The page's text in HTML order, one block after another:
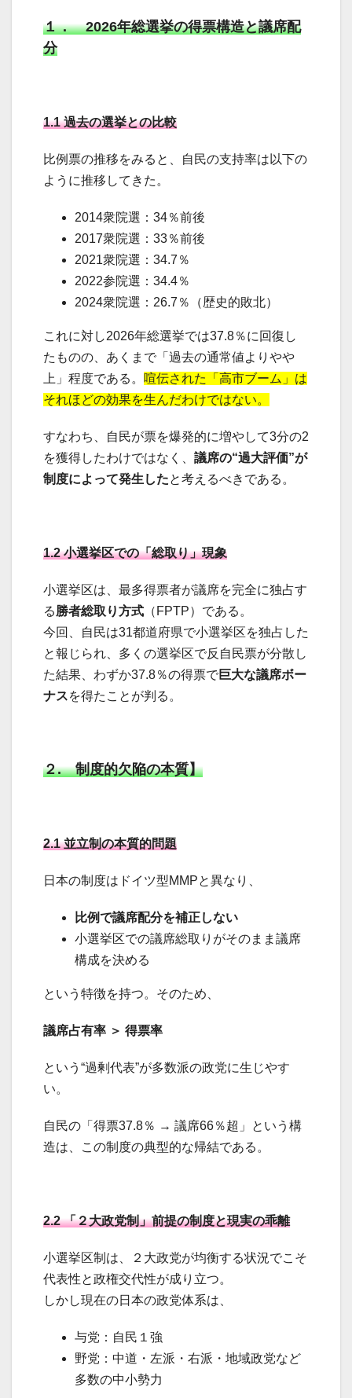
１． 2026年総選挙の得票構造と議席配
分
1.1 過去の選挙との比較
比例票の推移をみると、自民の支持率は以下の
ように推移してきた。
2014衆院選：34％前後
2017衆院選：33％前後
2021衆院選：34.7％
2022参院選：34.4％
2024衆院選：26.7％（歴史的敗北）
これに対し2026年総選挙では37.8％に回復し
たものの、あくまで「過去の通常値よりやや
上」程度である。 喧伝された「高市ブーム」は
それほどの効果を生んだわけではない。
すなわち、自民が票を爆発的に増やして3分の2
を獲得したわけではなく、 議席の“過大評価”が
制度によって発生したと考えるべきである。
1.2 小選挙区での「総取り」現象
小選挙区は、最多得票者が議席を完全に独占す
る勝者総取り方式 （FPTP）である。
今回、自民は31都道府県で小選挙区を独占した
と報じられ、多くの選挙区で反自民票が分散し
た結果、わずか37.8％の得票で巨大な議席ボー
ナスを得たことが判る。
２. 制度的欠陥の本質】
2.1 並立制の本質的問題
日本の制度はドイツ型MMPと異なり、
比例で議席配分を補正しない
小選挙区での議席総取りがそのまま議席
構成を決める
という特徴を持つ。そのため、
議席占有率 ＞ 得票率
という“過剰代表”が多数派の政党に生じやす
い。
自民の「得票37.8％ → 議席66％超」という構
造は、この制度の典型的な帰結である。
2.2 「２大政党制」前提の制度と現実の乖離
小選挙区制は、２大政党が均衡する状況でこそ
代表性と政権交代性が成り立つ。
しかし現在の日本の政党体系は、
与党：自民１強
野党：中道・左派・右派・地域政党など
多数の中小勢力